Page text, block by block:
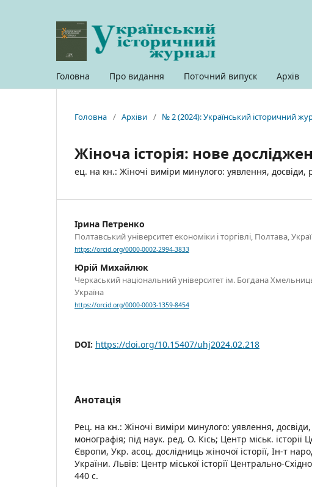
Головна Про видання Поточний випуск Архів
Головна / Архіви / № 2 (2024): Український історичний
Жіноча історія: нове
ец. на кн.: Жіночі виміри минулого: уявлення, досвіди,
Ірина Петренко
Полтавський університет економіки і торгівлі, Полтава,
https://orcid.org/0000-0002-2994-3833
Юрій Михайлюк
Черкаський національний університет ім. Богдана
Україна
https://orcid.org/0000-0003-1359-8454
DOI: https://doi.org/10.15407/uhj2024.02.218
Анотація
Рец. на кн.: Жіночі виміри минулого: уявлення, досвіди,
монографія; під наук. ред. О. Кісь; Центр міськ. історії
Європи, Укр. асоц. дослідниць жіночої історії, Ін-т
України. Львів: Центр міської історії Центрально-
440 с.